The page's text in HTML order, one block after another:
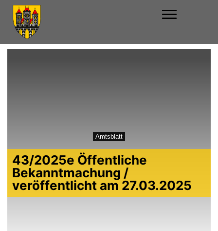
Amtsblatt
43/2025e Öffentliche
Bekanntmachung /
veröffentlicht am 27.03.2025